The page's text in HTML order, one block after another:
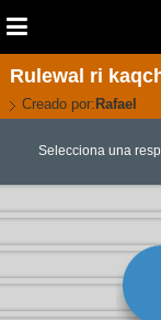
Rulewal ri
Creado por: Rafael
Selecciona una